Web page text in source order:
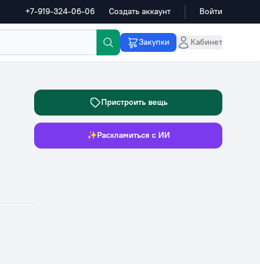
+7-919-324-06-06 Создать аккаунт Войти
Закупки Кабинет
Пристроить вещь
✨Расхламиться с ИИ